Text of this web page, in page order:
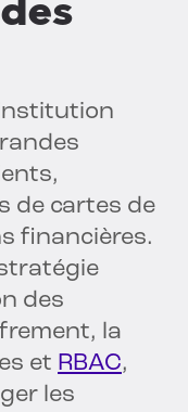
de cartes de
financières.
des
la
et RBAC,
les